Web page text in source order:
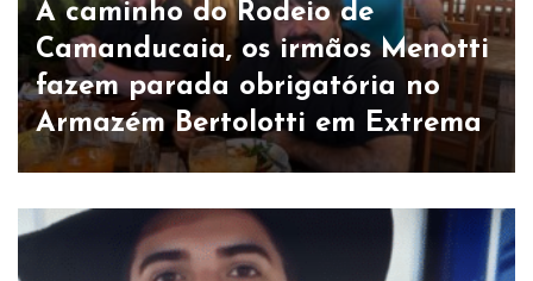
A caminho do Rodeio de
Camanducaia, os irmãos Menotti
fazem parada obrigatória no
Armazém Bertolotti em Extrema